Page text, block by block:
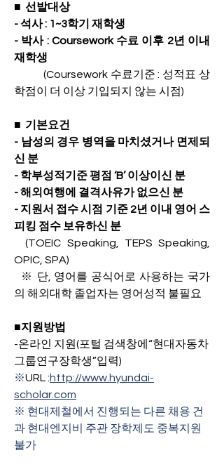
■  선발대상
- 석사 : 1~3학기 재학생
- 박사 : Coursework 수료 이후 2년 이내
재학생
(Coursework 수료기준 : 성적표 상
학점이 더 이상 기입되지 않는 시점)
■  기본요건
- 남성의 경우 병역을 마치셨거나 면제되
신 분
- 학부성적기준 평점 ‘B’ 이상이신 분
- 해외여행에 결격사유가 없으신 분
- 지원서 접수 시점 기준 2년 이내 영어 스
피킹 점수 보유하신 분
(TOEIC Speaking, TEPS Speaking,
OPIC, SPA)
※ 단, 영어를 공식어로 사용하는 국가
의 해외대학 졸업자는 영어성적 불필요
■지원방법
-온라인 지원(포털 검색창에“현대자동차
그룹연구장학생”입력)
※URL :http://www.hyundai-
scholar.com
※ 현대제철에서 진행되는 다른 채용 건
과 현대엔지비 주관 장학제도 중복지원
불가